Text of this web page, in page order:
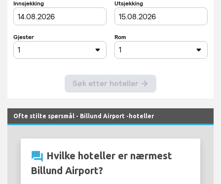
Ofte stilte spørsmål - Billund Airport -hoteller
question_answer Hvilke hoteller er nærmest
Billund Airport?